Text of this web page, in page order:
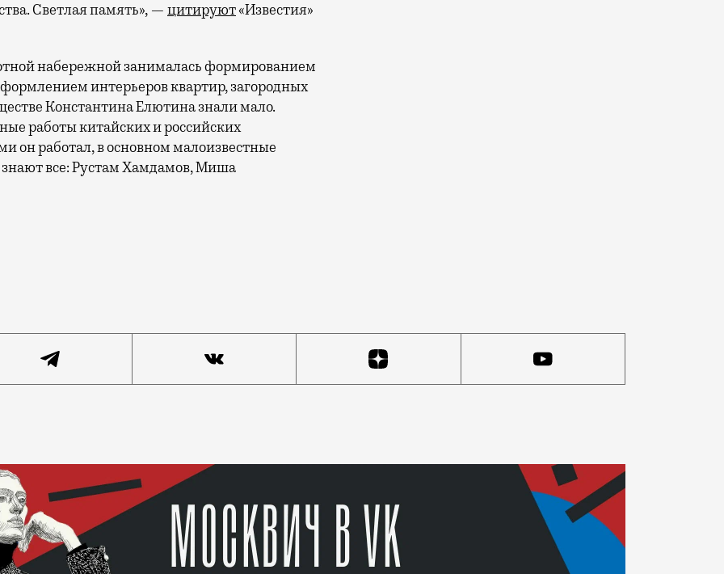
Светлая память», — цитируют«Известия»
набережной занималась формированием
интерьеров квартир, загородных
Константина Елютина знали мало.
работы китайских и российских
он работал, в основном малоизвестные
все: Рустам Хамдамов, Миша
и коллекционера Константина Елютина нашли вчера вечером. «В квартире на Ленинском проспекте